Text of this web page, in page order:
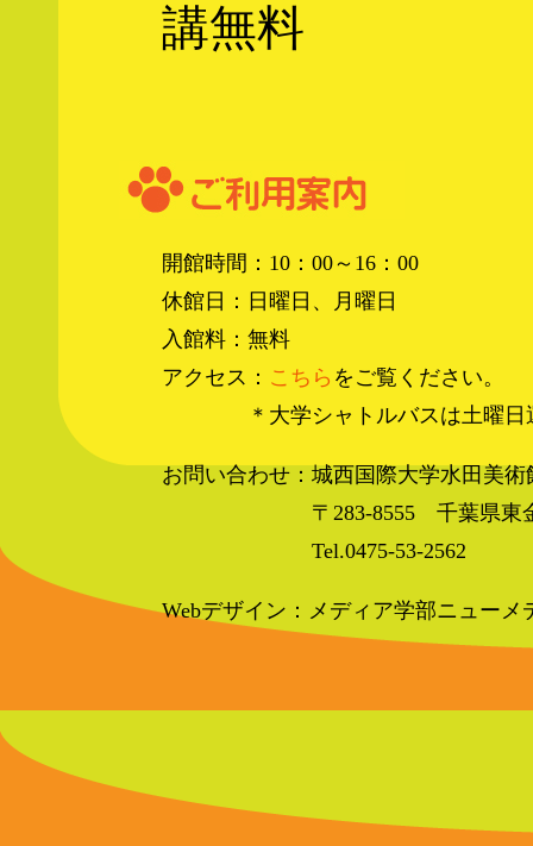
講無料
開館時間：10：00～16：00
休館日：日曜日、月曜日
入館料：無料
アクセス： こちら をご覧ください。
＊大学シャトルバスは土曜日
お問い合わせ：城西国際大学水田美術
〒283-8555 千葉県東金市
Tel.0475-53-2562
Webデザイン：メディア学部ニュー